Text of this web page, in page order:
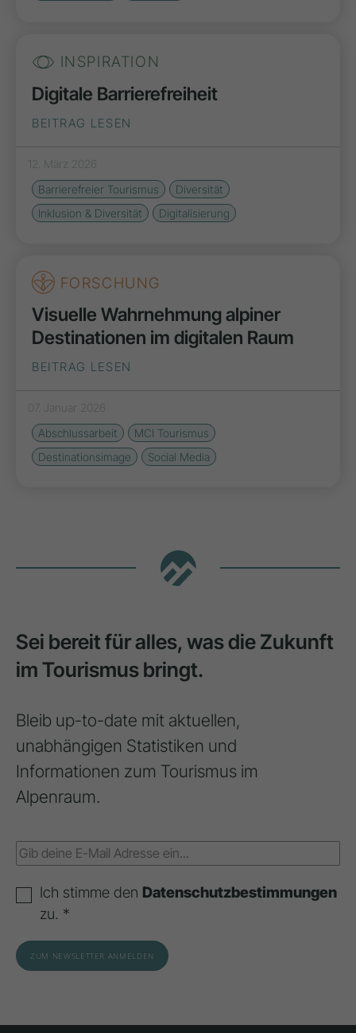
INSPIRATION
Digitale Barrierefreiheit
BEITRAG LESEN
12. März 2026
Barrierefreier Tourismus
Diversität
Inklusion & Diversität
Digitalisierung
FORSCHUNG
Visuelle Wahrnehmung alpiner
Destinationen im digitalen Raum
BEITRAG LESEN
07. Januar 2026
Abschlussarbeit
MCI Tourismus
Destinationsimage
Social Media
Sei bereit für alles, was die Zukunft
im Tourismus bringt.
Bleib up-to-date mit aktuellen,
unabhängigen Statistiken und
Informationen zum Tourismus im
Alpenraum.
Ich stimme den Datenschutzbestimmungen
zu. *